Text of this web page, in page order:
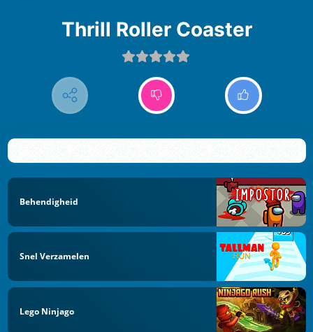
Thrill Roller Coaster
Behendigheid
Snel Verzamelen
Lego Ninjago